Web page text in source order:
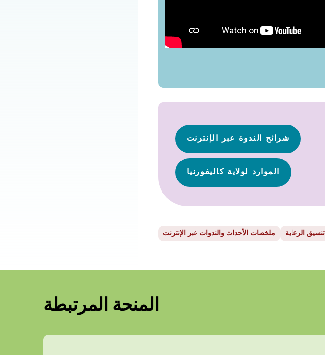
شرائح الندوة عبر الإنترنت
الموارد لولاية كاليفورنيا
ملخصات الأحداث والندوات عبر الإنترنت تنسيق الرعاية
المنحة المرتبطة